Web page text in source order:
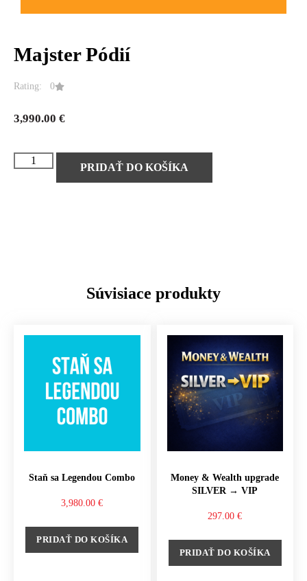
Majster Pódií
Rating: 0
3,990.00 €
PRIDAŤ DO KOŠÍKA
Súvisiace produkty
Staň sa Legendou Combo
3,980.00€
PRIDAŤ DO KOŠÍKA
Money & Wealth upgrade
SILVER → VIP
297.00€
PRIDAŤ DO KOŠÍKA